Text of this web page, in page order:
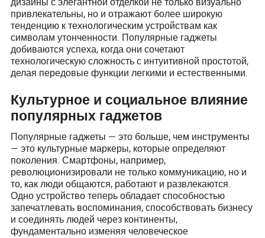
привлекательны, но и отражают более широкую
тенденцию к технологическим устройствам как
символам утонченности. Популярные гаджеты
добиваются успеха, когда они сочетают
технологическую сложность с интуитивной простотой,
делая передовые функции легкими и естественными.
Культурное и социальное влияние
популярных гаджетов
Популярные гаджеты — это больше, чем инструменты
— это культурные маркеры, которые определяют
поколения. Смартфоны, например,
революционизировали не только коммуникацию, но и
то, как люди общаются, работают и развлекаются.
Одно устройство теперь обладает способностью
запечатлевать воспоминания, способствовать бизнесу
и соединять людей через континенты,
фундаментально изменяя человеческое